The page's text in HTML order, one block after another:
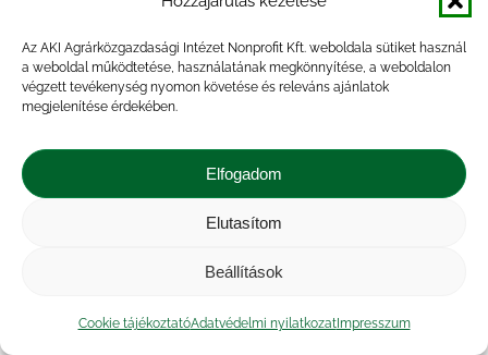
Az AKI Agrárközgazdasági Intézet Nonprofit Kft. weboldala sütiket használ
a weboldal működtetése, használatának megkönnyítése, a weboldalon
végzett tevékenység nyomon követése és releváns ajánlatok
megjelenítése érdekében.
Elfogadom
Elutasítom
Beállítások
Cookie tájékoztatóAdatvédelmi nyilatkozatImpresszum
Az Agrárközgazdasági Intézet (AKI) részt vesz az
ERA-NET COFUND ICT-AGRI-FOOD program és
a Nemzeti Kutatási Fejlesztési és Innovációs
Alap által támogatott, „Smart technológiák
kialakítása érdekében (LivestockSense)”…